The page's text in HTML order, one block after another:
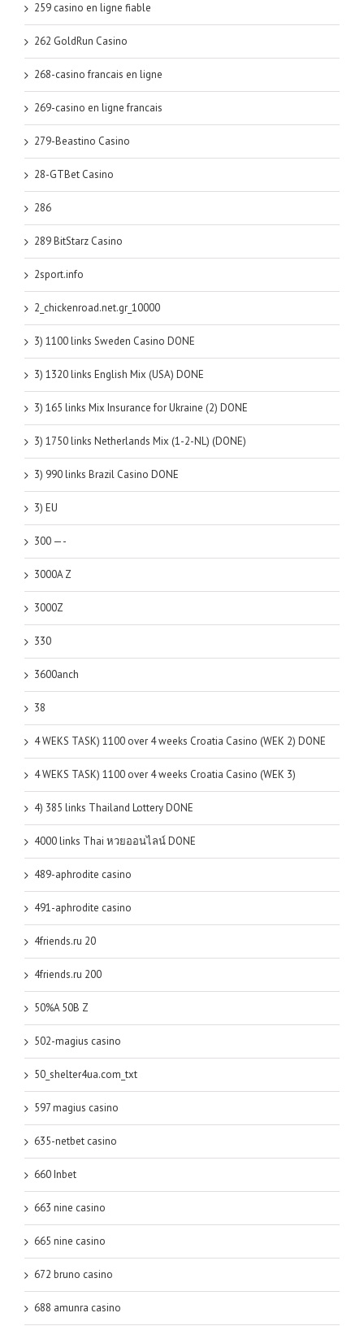
259 casino en ligne fiable
262 GoldRun Casino
268-casino francais en ligne
269-casino en ligne francais
279-Beastino Casino
28-GTBet Casino
286
289 BitStarz Casino
2sport.info
2_chickenroad.net.gr_10000
3) 1100 links Sweden Casino DONE
3) 1320 links English Mix (USA) DONE
3) 165 links Mix Insurance for Ukraine (2) DONE
3) 1750 links Netherlands Mix (1-2-NL) (DONE)
3) 990 links Brazil Casino DONE
3) EU
300 —-
3000A Z
3000Z
330
3600anch
38
4 WEKS TASK) 1100 over 4 weeks Croatia Casino (WEK 2) DONE
4 WEKS TASK) 1100 over 4 weeks Croatia Casino (WEK 3)
4) 385 links Thailand Lottery DONE
4000 links Thai หวยออนไลน์ DONE
489-aphrodite casino
491-aphrodite casino
4friends.ru 20
4friends.ru 200
50%A 50B Z
502-magius casino
50_shelter4ua.com_txt
597 magius casino
635-netbet casino
660 Inbet
663 nine casino
665 nine casino
672 bruno casino
688 amunra casino